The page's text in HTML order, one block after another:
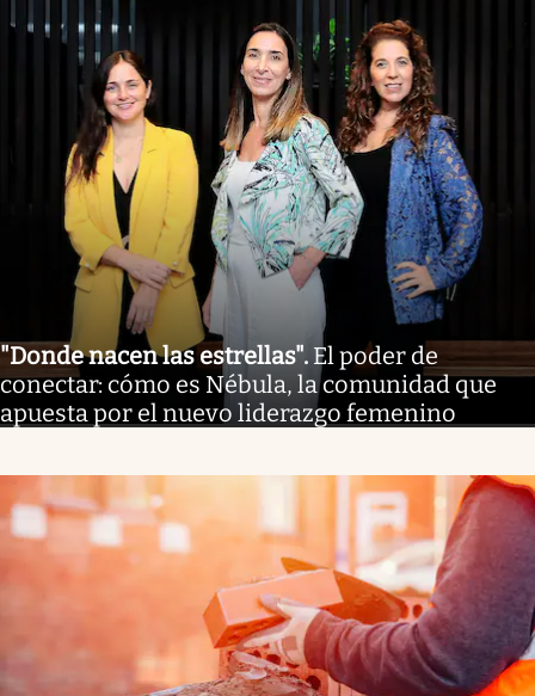
"Donde nacen las estrellas". El poder de
conectar: cómo es Nébula, la comunidad que
apuesta por el nuevo liderazgo femenino